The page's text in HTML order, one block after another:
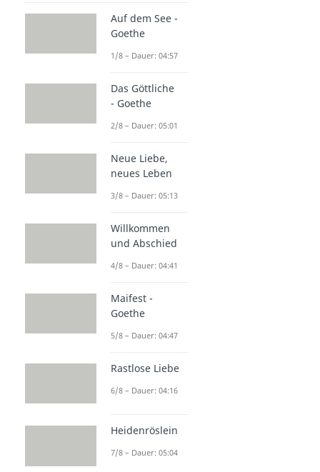
Auf dem See -
Goethe
1/8 – Dauer: 04:57
Das Göttliche
- Goethe
2/8 – Dauer: 05:01
Neue Liebe,
neues Leben
3/8 – Dauer: 05:13
Willkommen
und Abschied
4/8 – Dauer: 04:41
Maifest -
Goethe
5/8 – Dauer: 04:47
Rastlose Liebe
6/8 – Dauer: 04:16
Heidenröslein
7/8 – Dauer: 05:04